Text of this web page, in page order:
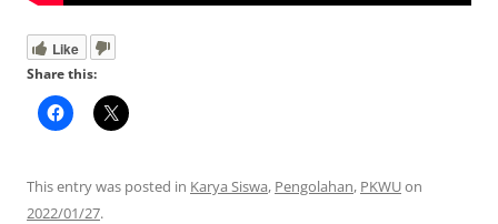
Like
Share this:
This entry was posted in Karya Siswa, Pengolahan, PKWUon
2022/01/27.